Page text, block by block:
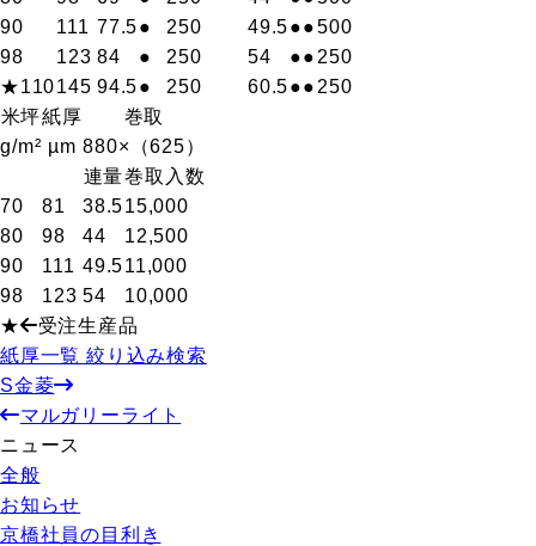
90
111 77.5● 250 49.5●●500
98
123 84 ● 250 54 ●● 250
★110145 94.5● 250 60.5●● 250
米坪
g/m²
紙厚
µm
巻取
880×（625）
連量巻取入数
70
81 38.515,000
80
98 44
12,500
90
111 49.511,000
98
123 54
10,000
★
受注生産品
紙厚一覧 絞り込み検索
S金菱
マルガリーライト
ニュース
全般
お知らせ
京橋社員の目利き